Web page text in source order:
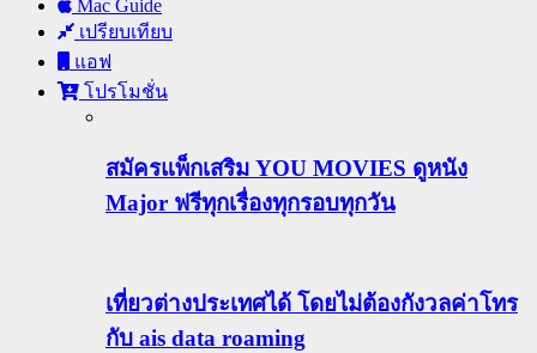
Mac Guide
เปรียบเทียบ
แอฟ
โปรโมชั่น
สมัครแพ็กเสริม YOU MOVIES ดูหนัง
Major ฟรีทุกเรื่องทุกรอบทุกวัน
เที่ยวต่างประเทศได้ โดยไม่ต้องกังวลค่าโทร
กับ ais data roaming